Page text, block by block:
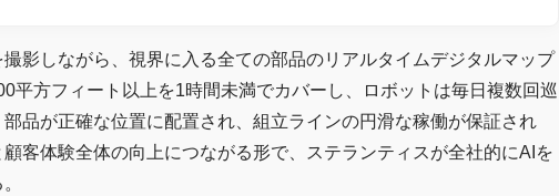
影しながら、視界に入る全ての部品のリアルタイムデジタルマップ
平方フィート以上を1時間未満でカバーし、ロボットは毎日複数回巡
品が正確な位置に配置され、組立ラインの円滑な稼働が保証され
客体験全体の向上につながる形で、ステランティスが全社的にAIを